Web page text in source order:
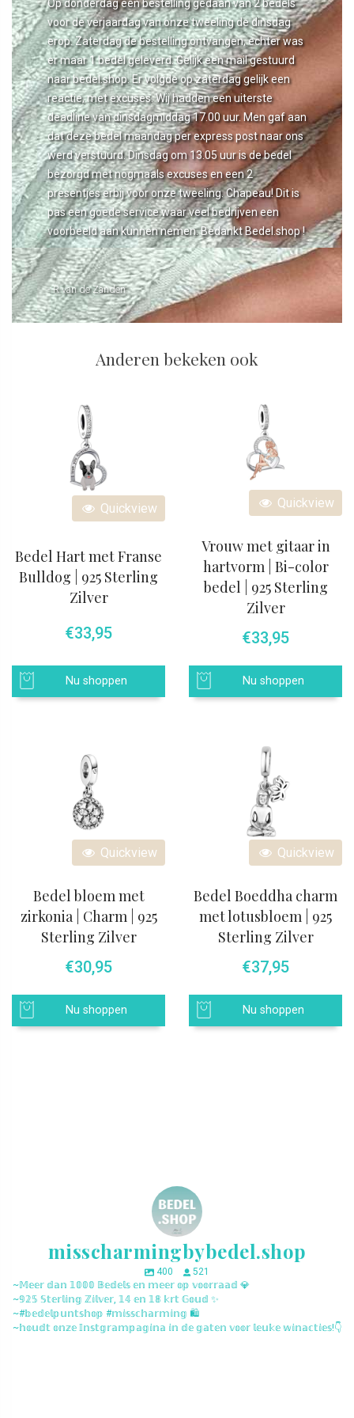
Op donderdag een bestelling gedaan van 2 bedels
voor de verjaardag van onze tweeling de dinsdag
erop. Zaterdag de bestelling ontvangen, echter was
er maar 1 bedel geleverd. Gelijk een mail gestuurd
naar bedel.shop. Er volgde op zaterdag gelijk een
reactie, met excuses. Wij hadden een uiterste
deadline van dinsdagmiddag 17.00 uur. Men gaf aan
dat deze bedel maandag per express post naar ons
werd verstuurd. Dinsdag om 13.05 uur is de bedel
bezorgd met nogmaals excuses en een 2
presentjes erbij voor onze tweeling. Chapeau! Dit is
pas een goede service waar veel bedrijven een
voorbeeld aan kunnen nemen. Bedankt Bedel.shop !
- R van de Zanden
Anderen bekeken ook
Quickview
Bedel Hart met Franse
Bulldog | 925 Sterling
Zilver
€33,95
Nu shoppen
Quickview
Vrouw met gitaar in
hartvorm | Bi-color
bedel | 925 Sterling
Zilver
€33,95
Nu shoppen
Quickview
Bedel bloem met
zirkonia | Charm | 925
Sterling Zilver
€30,95
Nu shoppen
Quickview
Bedel Boeddha charm
met lotusbloem | 925
Sterling Zilver
€37,95
Nu shoppen
misscharmingbybedel.shop
400
521
~𝕄𝕖𝕖𝕣 𝕕𝕒𝕟 𝟙𝟘𝟘𝟘 𝔹𝕖𝕕𝕖𝕝𝕤 𝕖𝕟 𝕞𝕖𝕖𝕣 𝕠𝕡 𝕧𝕠𝕠𝕣𝕣𝕒𝕒𝕕 💎
~𝟡𝟚𝟝 𝕊𝕥𝕖𝕣𝕝𝕚𝕟𝕘 ℤ𝕚𝕝𝕧𝕖𝕣, 𝟙𝟜 𝕖𝕟 𝟙𝟠 𝕜𝕣𝕥 𝔾𝕠𝕦𝕕 ✨
~#𝕓𝕖𝕕𝕖𝕝𝕡𝕦𝕟𝕥𝕤𝕙𝕠𝕡 #𝕞𝕚𝕤𝕤𝕔𝕙𝕒𝕣𝕞𝕚𝕟𝕘 🛍️
~𝕙𝕠𝕦𝕕𝕥 𝕠𝕟𝕫𝕖 𝕀𝕟𝕤𝕥𝕘𝕣𝕒𝕞𝕡𝕒𝕘𝕚𝕟𝕒 𝕚𝕟 𝕕𝕖 𝕘𝕒𝕥𝕖𝕟 𝕧𝕠𝕠𝕣 𝕝𝕖𝕦𝕜𝕖 𝕨𝕚𝕟𝕒𝕔𝕥𝕚𝕖𝕤!👇